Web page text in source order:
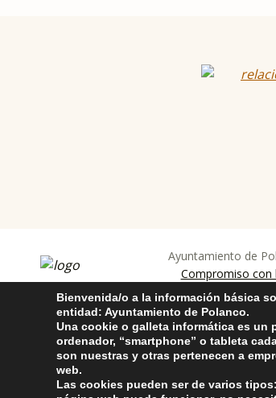
ayuntamiento
AYUNTAMIENTO DE POLANCO
Ayuntamiento de
Compromiso con
Bienvenida/o a la información básica
entidad: Ayuntamiento de Polanco.
Una cookie o galleta informática es un
ordenador, “smartphone” o tableta
son nuestras y otras pertenecen a
web.
Las cookies pueden ser de varios